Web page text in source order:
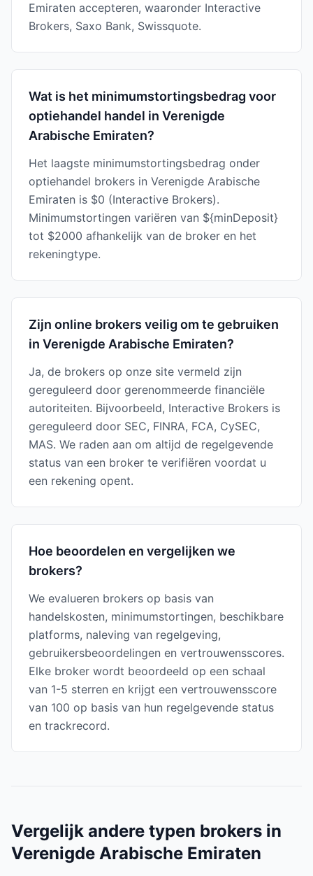
Emiraten accepteren, waaronder Interactive
Brokers, Saxo Bank, Swissquote.
Wat is het minimumstortingsbedrag voor
optiehandel handel in Verenigde
Arabische Emiraten?
Het laagste minimumstortingsbedrag onder
optiehandel brokers in Verenigde Arabische
Emiraten is $0 (Interactive Brokers).
Minimumstortingen variëren van ${minDeposit}
tot $2000 afhankelijk van de broker en het
rekeningtype.
Zijn online brokers veilig om te gebruiken
in Verenigde Arabische Emiraten?
Ja, de brokers op onze site vermeld zijn
gereguleerd door gerenommeerde financiële
autoriteiten. Bijvoorbeeld, Interactive Brokers is
gereguleerd door SEC, FINRA, FCA, CySEC,
MAS. We raden aan om altijd de regelgevende
status van een broker te verifiëren voordat u
een rekening opent.
Hoe beoordelen en vergelijken we
brokers?
We evalueren brokers op basis van
handelskosten, minimumstortingen, beschikbare
platforms, naleving van regelgeving,
gebruikersbeoordelingen en vertrouwensscores.
Elke broker wordt beoordeeld op een schaal
van 1-5 sterren en krijgt een vertrouwensscore
van 100 op basis van hun regelgevende status
en trackrecord.
Vergelijk andere typen brokers in
Verenigde Arabische Emiraten